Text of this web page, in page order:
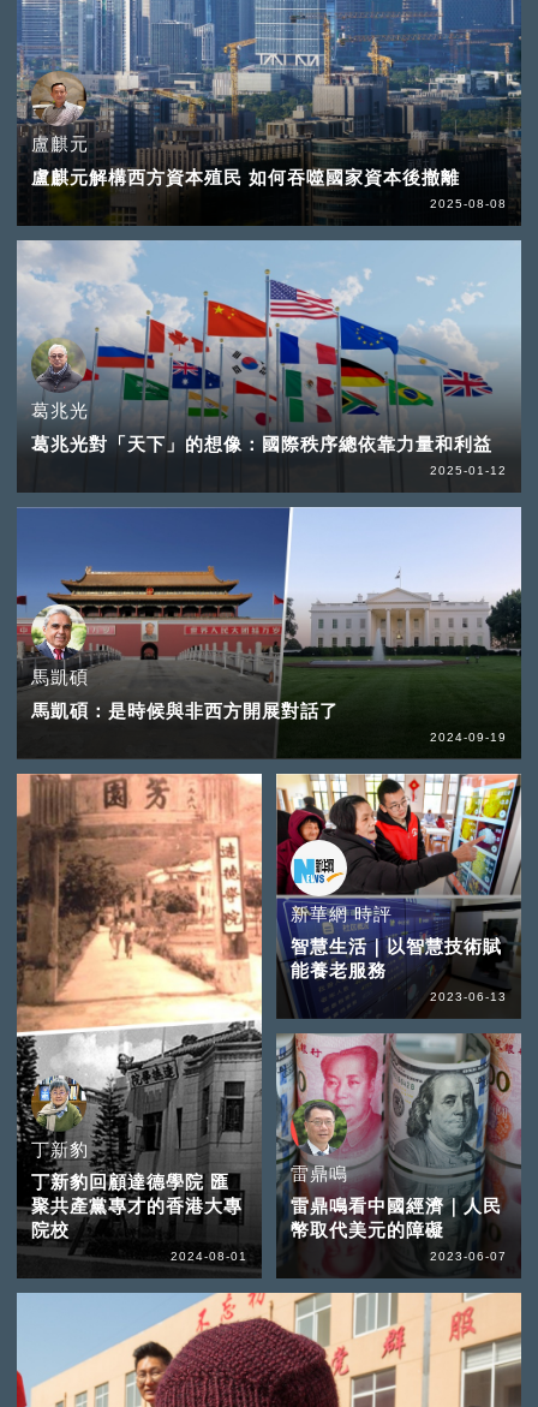
盧麒元
盧麒元解構西方資本殖民 如何吞噬國家資本後撤離
2025-08-08
葛兆光
葛兆光對「天下」的想像：國際秩序總依靠力量和利益
2025-01-12
馬凱碩
馬凱碩：是時候與非西方開展對話了
2024-09-19
丁新豹
丁新豹回顧達德學院 匯
聚共產黨專才的香港大專
院校
2024-08-01
新華網 時評
智慧生活｜以智慧技術賦
能養老服務
2023-06-13
雷鼎鳴
雷鼎鳴看中國經濟｜人民
幣取代美元的障礙
2023-06-07